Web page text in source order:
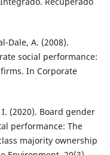
Dale, A. (2008).
social performance:
In Corporate
I. (2020). Board gender
performance: The
majority ownership